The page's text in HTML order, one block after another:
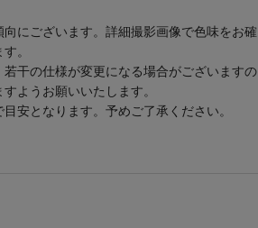
にございます。詳細撮影画像で色味をお確
。
干の仕様が変更になる場合がございますの
ようお願いいたします。
安となります。予めご了承ください。